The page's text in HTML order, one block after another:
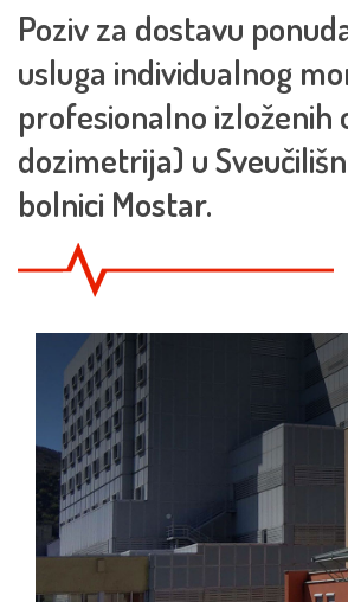
Poziv za dostavu
usluga individualnog
profesionalno izloženih
dozimetrija) u
bolnici Mostar.